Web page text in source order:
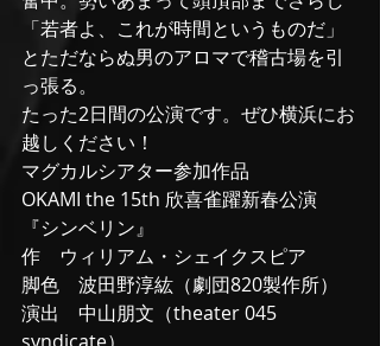
「若者よ、これが時間というものだ」
とただならぬ男のアロマで稽古場を引
っ張る。
たった2日間の公演です。ぜひ横浜にお
越しください！
マグカルシアター参加作品
OKAMI the 15th 欣喜雀躍新春公演
『シンベリン』
作　ウィリアム・シェイクスピア
脚色　波田野淳紘（劇団820製作所）
演出　中山朋文（theater 045